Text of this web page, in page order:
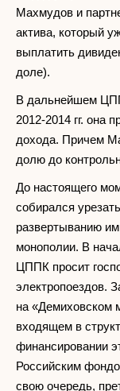
Махмудов и
актива, который
выплатить
доле).
В дальнейшем
2012-2014 гг. она
дохода. Причем
долю до
До настоящего
собирался
развертыванию
монополии. В
ЦППК просит
электропоездов.
на «Демиховском
входящем в
финансировании
Российским
свою очередь,